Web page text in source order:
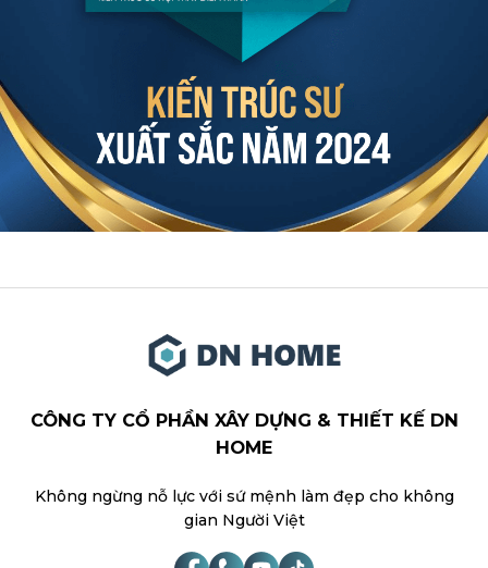
CÔNG TY CỔ PHẦN XÂY DỰNG & THIẾT KẾ DN
HOME
Không ngừng nỗ lực với sứ mệnh làm đẹp cho không
gian Người Việt